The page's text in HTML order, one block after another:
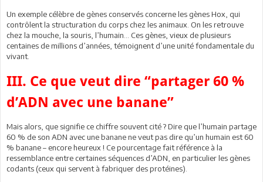
Un exemple célèbre de gènes conservés concerne les gènes Hox, qui
contrôlent la structuration du corps chez les animaux. On les retrouve
chez la mouche, la souris, l’humain… Ces gènes, vieux de plusieurs
centaines de millions d’années, témoignent d’une unité fondamentale du
vivant.
III. Ce que veut dire “partager 60 %
d’ADN avec une banane”
Mais alors, que signifie ce chiffre souvent cité ? Dire que l’humain partage
60 % de son ADN avec une banane ne veut pas dire qu’un humain est 60
% banane – encore heureux ! Ce pourcentage fait référence à la
ressemblance entre certaines séquences d’ADN, en particulier les gènes
codants (ceux qui servent à fabriquer des protéines).